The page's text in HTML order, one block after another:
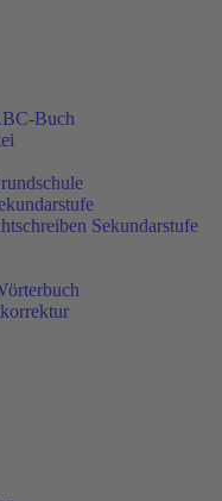
Buch
Sekundarstufe